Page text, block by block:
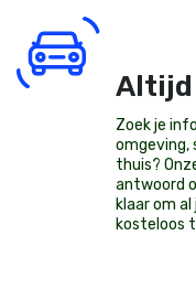
Altijd
Zoek je
omgeving,
thuis?
antwoord
klaar om
kosteloos